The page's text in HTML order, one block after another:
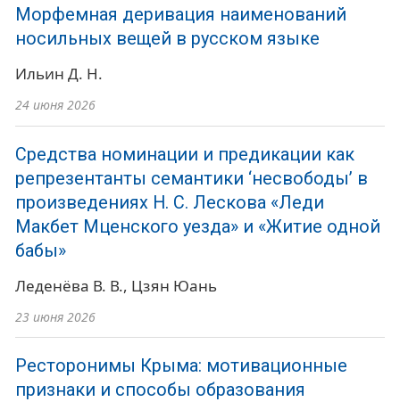
Морфемная деривация наименований
носильных вещей в русском языке
Ильин Д. Н.
24 июня 2026
Средства номинации и предикации как
репрезентанты семантики ‘несвободы’ в
произведениях Н. С. Лескова «Леди
Макбет Мценского уезда» и «Житие одной
бабы»
Леденёва В. В. Цзян Юань
23 июня 2026
Ресторонимы Крыма: мотивационные
признаки и способы образования